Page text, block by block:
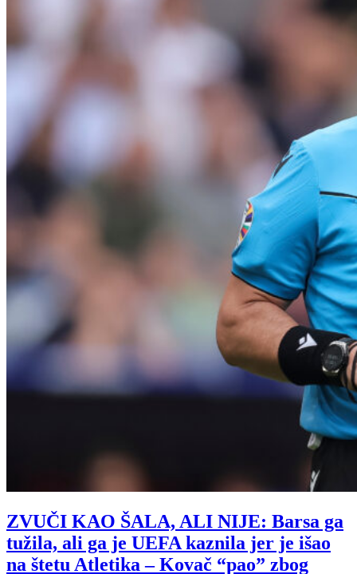
ZVUČI KAO ŠALA, ALI NIJE: Barsa ga
tužila, ali ga je UEFA kaznila jer je išao
na štetu Atletika – Kovač “pao” zbog